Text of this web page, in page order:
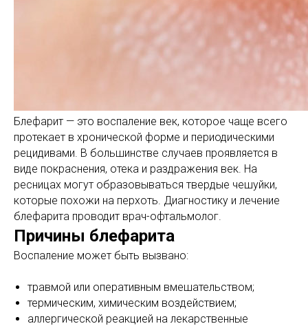
Блефарит — это воспаление век, которое чаще всего
протекает в хронической форме и периодическими
рецидивами. В большинстве случаев проявляется в
виде покраснения, отека и раздражения век. На
ресницах могут образовываться твердые чешуйки,
которые похожи на перхоть. Диагностику и лечение
блефарита проводит врач-офтальмолог.
Причины блефарита
Воспаление может быть вызвано:
травмой или оперативным вмешательством;
термическим, химическим воздействием;
аллергической реакцией на лекарственные